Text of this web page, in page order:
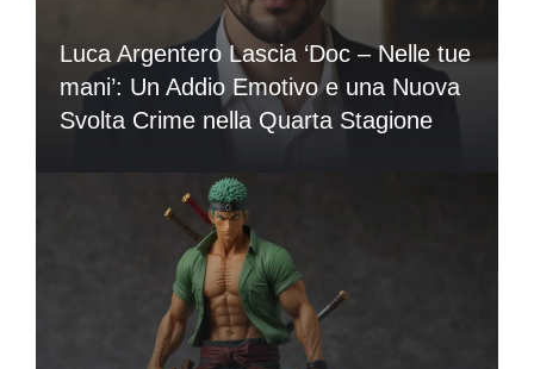
Luca Argentero Lascia ‘Doc – Nelle tue
mani’: Un Addio Emotivo e una Nuova
Svolta Crime nella Quarta Stagione